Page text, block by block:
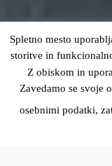
Spletno mesto
storitve in
Z obiskom in
Zavedamo se svoje
osebnimi podatki,